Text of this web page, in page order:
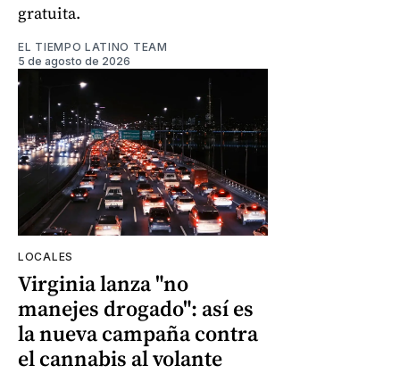
gratuita.
EL TIEMPO LATINO TEAM
5 de agosto de 2026
LOCALES
Virginia lanza "no
manejes drogado": así es
la nueva campaña contra
el cannabis al volante